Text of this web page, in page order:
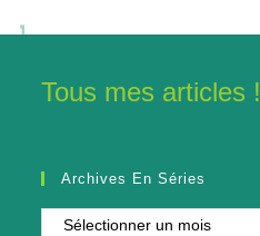
Tous mes articles !
Archives En Séries
Archives